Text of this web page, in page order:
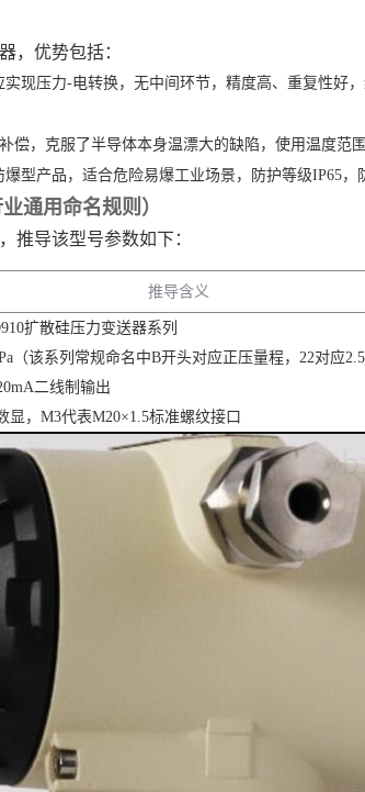
，优势包括：
现压力-电转换，无中间环节，精度高、重复性好
偿，克服了半导体本身温漂大的缺陷，使用温度范
型产品，适合危险易爆工业场景，防护等级IP65
通用命名规则）
推导该型号参数如下：
推导含义
扩散硅压力变送器系列
（该系列常规命名中B开头对应正压量程，22对应
二线制输出
显，M3代表M20×1.5标准螺纹接口